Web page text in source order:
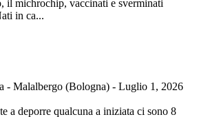
il michrochip, vaccinati e sverminati
in ca...
- Malalbergo (Bologna) - Luglio 1, 2026
a deporre qualcuna a iniziata ci sono 8